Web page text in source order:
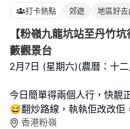
打卡熱點 郊遊 地區好去
【粉嶺九龍坑站至丹竹
藪觀景台
2月7日 (星期六)(農曆：十
今日簡單得兩個人行，快靚
😅翻炒路線，執執佢改改佢
香港粉嶺